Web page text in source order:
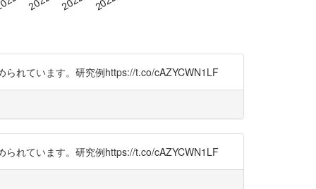
れています。研究例https://t.co/cAZYCWN1LF
れています。研究例https://t.co/cAZYCWN1LF